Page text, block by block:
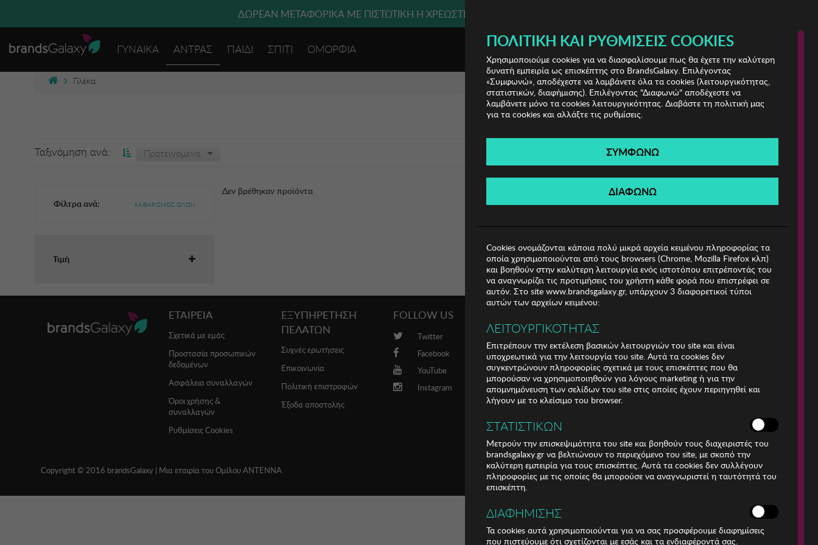
ΔΩΡΕΑΝ ΜΕΤΑΦΟΡΙΚΑ ΜΕ ΠΙΣΤΩΤΙΚΗ Ή ΧΡΕΩΣΤΙΚΗ ΚΑΡΤΑ, PAYPAL & IRIS!
ΓΥΝΑΙΚΑ ΑΝΤΡΑΣ ΠΑΙΔΙ ΣΠΙΤΙ ΟΜΟΡΦΙΑ (0)
Γιλέκα
Ταξινόμηση ανά: Προτεινόμενα
Φίλτρα ανά: ΚΑΘΑΡΙΣΜΟΣ ΟΛΩΝ
Τιμή
Δεν βρέθηκαν προϊόντα
1
ΕΤΑΙΡΕΙΑ
Σχετικά με εμάς
Προστασία προσωπικών
δεδομένων
Ασφάλεια συναλλαγών
Όροι χρήσης &
συναλλαγών
Ρυθμίσεις Cookies
ΕΞΥΠΗΡΕΤΗΣΗ
ΠΕΛΑΤΩΝ
Συχνές ερωτήσεις
Επικοινωνία
Πολιτική επιστροφών
Έξοδα αποστολής
FOLLOW US
Twitter
Facebook
YouTube
Instagram
παραγγελίες καλέστε
211 18 94 400
(Δευτέρα έως Παρασκευή
9:30 - 14:30 & 24ώρες
Φωνητική Πύλη)
Αριθμός Γ.Ε.Μη.:
Copyright © 2016 brandsGalaxy | Μια εταιρία του Ομίλου ΑΝΤΕΝΝΑ
100% secured website
ΠΟΛΙΤΙΚΉ ΚΑΙ ΡΥΘΜΊΣΕΙΣ COOKIES
Χρησιμοποιούμε cookies για να διασφαλίσουμε πως θα έχετε την καλύτερη
δυνατή εμπειρία ως επισκέπτης στο BrandsGalaxy. Επιλέγοντας
«Συμφωνώ», αποδέχεστε να λαμβάνετε όλα τα cookies (λειτουργικότητας,
στατιστικών, διαφήμισης). Επιλέγοντας "Διαφωνώ" αποδέχεστε να
λαμβάνετε μόνο τα cookies λειτουργικότητας. Διαβάστε τη πολιτική μας
για τα cookies και αλλάξτε τις ρυθμίσεις.
ΣΥΜΦΩΝΩ
ΔΙΑΦΩΝΩ
Cookies ονομάζονται κάποια πολύ μικρά αρχεία κειμένου πληροφορίας τα
οποία χρησιμοποιούνται από τους browsers (Chrome, Mozilla Firefox κλπ)
και βοηθούν στην καλύτερη λειτουργία ενός ιστοτόπου επιτρέποντάς του
να αναγνωρίζει τις προτιμήσεις του χρήστη κάθε φορά που επιστρέφει σε
αυτόν. Στο site www.brandsgalaxy.gr, υπάρχουν 3 διαφορετικοί τύποι
αυτών των αρχείων κειμένου:
ΛΕΙΤΟΥΡΓΙΚΟΤΗΤΑΣ
Επιτρέπουν την εκτέλεση βασικών λειτουργιών του site και είναι
υποχρεωτικά για την λειτουργία του site. Αυτά τα cookies δεν
συγκεντρώνουν πληροφορίες σχετικά με τους επισκέπτες που θα
μπορούσαν να χρησιμοποιηθούν για λόγους marketing ή για την
απομνημόνευση των σελίδων του site στις οποίες έχουν περιηγηθεί και
λήγουν με το κλείσιμο του browser.
ΣΤΑΤΙΣΤΙΚΩΝ
Μετρούν την επισκεψιμότητα του site και βοηθούν τους διαχειριστές του
brandsgalaxy.gr να βελτιώνουν το περιεχόμενο του site, με σκοπό την
καλύτερη εμπειρία για τους επισκέπτες. Αυτά τα cookies δεν συλλέγουν
πληροφορίες με τις οποίες θα μπορούσε να αναγνωριστεί η ταυτότητά του
επισκέπτη.
ΔΙΑΦΗΜΙΣΗΣ
Τα cookies αυτά χρησιμοποιούνται για να σας προσφέρουμε διαφημίσεις
που πιστεύουμε ότι σχετίζονται με εσάς και τα ενδιαφέροντά σας.